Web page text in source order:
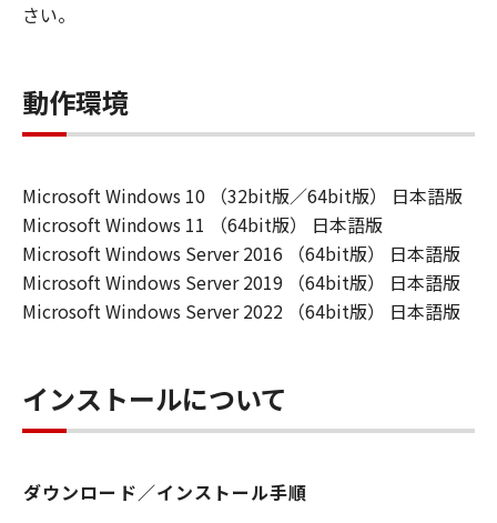
さい。
動作環境
Microsoft Windows 10 （32bit版／64bit版） 日本語版
Microsoft Windows 11 （64bit版） 日本語版
Microsoft Windows Server 2016 （64bit版） 日本語版
Microsoft Windows Server 2019 （64bit版） 日本語版
Microsoft Windows Server 2022 （64bit版） 日本語版
インストールについて
ダウンロード／インストール手順